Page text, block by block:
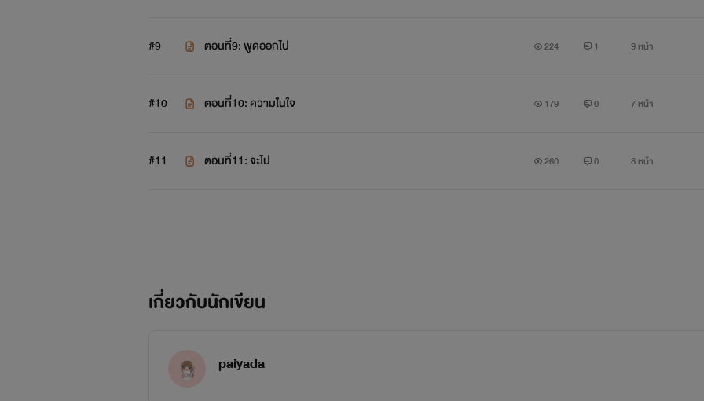
#9 ตอนที่9: พูดออกไป 224 1 9 หน้า
#10 ตอนที่10: ความในใจ 179 0 7 หน้า
#11 ตอนที่11: จะไป 260 0 8 หน้า
เกี่ยวกับนักเขียน
paiyada